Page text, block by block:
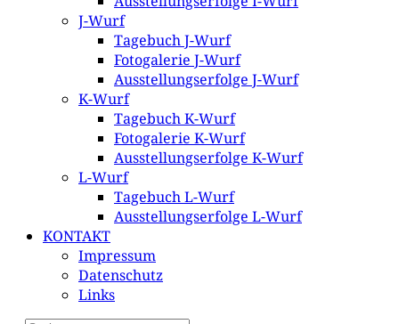
J-Wurf
Tagebuch J-Wurf
Fotogalerie J-Wurf
Ausstellungserfolge J-Wurf
K-Wurf
Tagebuch K-Wurf
Fotogalerie K-Wurf
Ausstellungserfolge K-Wurf
L-Wurf
Tagebuch L-Wurf
Ausstellungserfolge L-Wurf
KONTAKT
Impressum
Datenschutz
Links